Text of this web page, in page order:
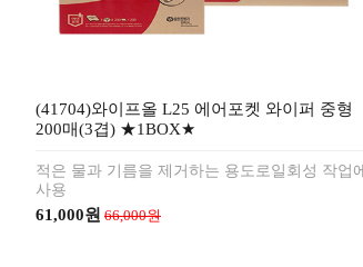
(41704)와이프올 L25 에어포켓 와이퍼 중형
200매(3겹) ★1BOX★
적은 물과 기름을 제거하는 용도로일회성 작업에
사용
61,000원 66,000원